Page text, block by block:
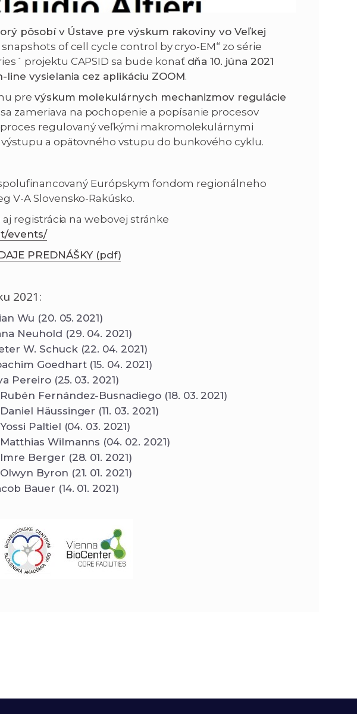
pôsobí v Ústave pre výskum rakoviny vo Veľkej
of cell cycle control by cryo-EM“ zo série
projektu CAPSID sa bude konať dňa 10. júna 2021
line vysielania cez aplikáciu ZOOM.
pre výskum molekulárnych mechanizmov regulácie
zameriava na pochopenie a popísanie procesov
regulovaný veľkými makromolekulárnymi
a opätovného vstupu do bunkového cyklu.
Európskym fondom regionálneho
V-A Slovensko-Rakúsko.
registrácia na webovej stránke
events/
PREDNÁŠKY (pdf)
2021:
Wu (20. 05. 2021)
Neuhold (29. 04. 2021)
W. Schuck (22. 04. 2021)
Goedhart (15. 04. 2021)
Pereiro (25. 03. 2021)
Fernández-Busnadiego (18. 03. 2021)
Häussinger (11. 03. 2021)
Paltiel (04. 03. 2021)
Wilmanns (04. 02. 2021)
Berger (28. 01. 2021)
Byron (21. 01. 2021)
Bauer (14. 01. 2021)